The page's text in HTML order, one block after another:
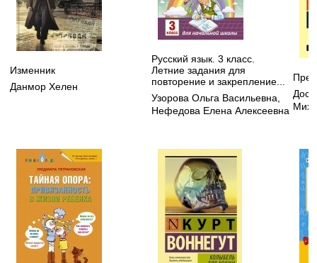
Изменник
Данмор Хелен
Русский язык. 3 класс.
Летние задания для
повторение и закрепление...
Узорова Ольга Васильевна
Нефедова Елена Алексеевна